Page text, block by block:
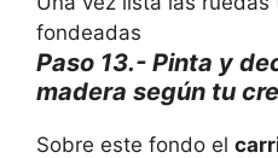
fondeadas
Paso 13.- Pinta y
madera según tu
Sobre este fondo el